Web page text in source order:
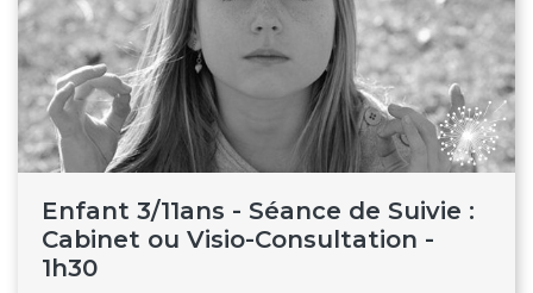
Enfant 3/11ans - Séance de Suivie :
Cabinet ou Visio-Consultation -
1h30